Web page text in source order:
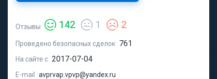
Отзывы 142 1 2
Проведено безопасных сделок 761
На сайте с 2017-07-04
E-mail avprvap.vpvp@yandex.ru